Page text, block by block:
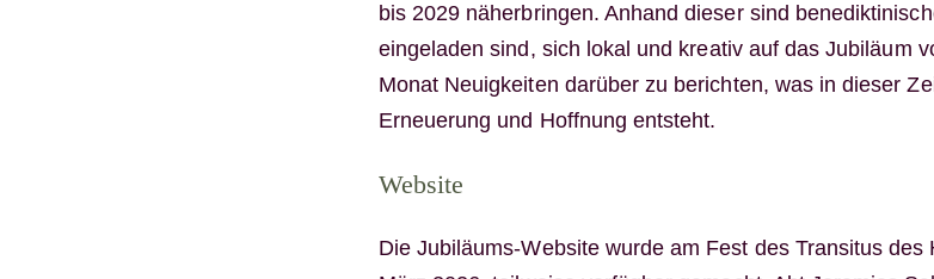
bis 2029 näherbringen. Anhand dieser sind
eingeladen sind, sich lokal und kreativ auf das Jubiläum
Monat Neuigkeiten darüber zu berichten, was in dieser
Erneuerung und Hoffnung entsteht.
Website
Die Jubiläums-Website wurde am Fest des Transitus